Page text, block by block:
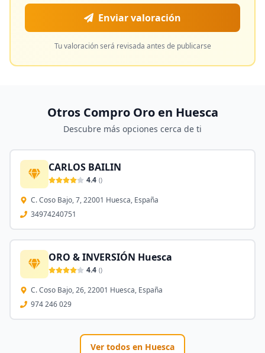
Enviar valoración
Tu valoración será revisada antes de publicarse
Otros Compro Oro en Huesca
Descubre más opciones cerca de ti
CARLOS BAILIN
4.4 ()
C. Coso Bajo, 7, 22001 Huesca, España
34974240751
ORO & INVERSIÓN Huesca
4.4 ()
C. Coso Bajo, 26, 22001 Huesca, España
974 246 029
Ver todos en Huesca